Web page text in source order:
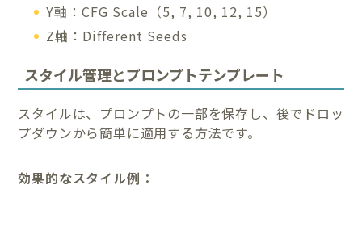
Y軸：CFG Scale（5, 7, 10, 12, 15）
Z軸：Different Seeds
スタイル管理とプロンプトテンプレート
スタイルは、プロンプトの一部を保存し、後でドロッ
プダウンから簡単に適用する方法です。
効果的なスタイル例：